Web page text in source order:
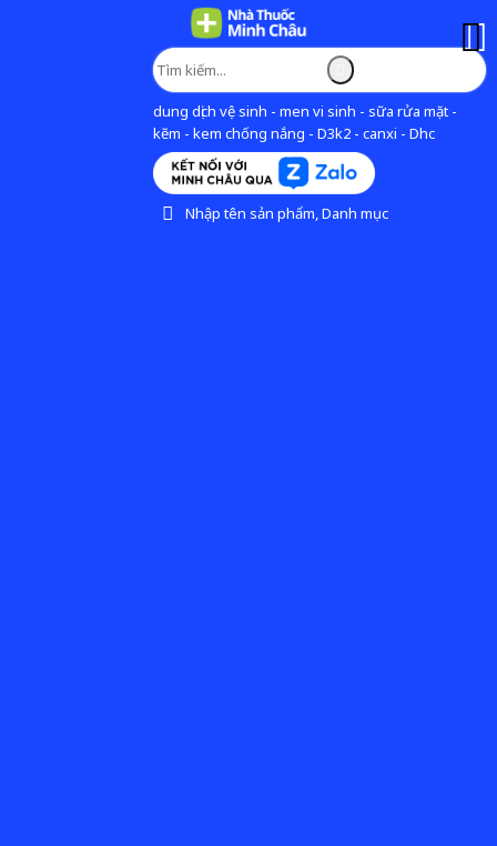
dung dịch vệ sinh - men vi sinh - sữa rửa mặt -
kẽm - kem chống nắng - D3k2 - canxi - Dhc
Nhập tên sản phẩm, Danh mục